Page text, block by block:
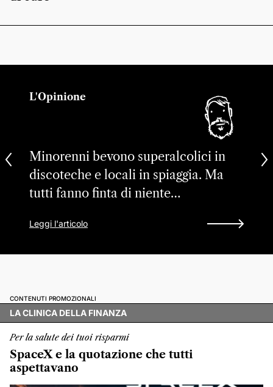
L'Opinione
Minorenni bevono superalcolici in
discoteche e locali in spiaggia. Ma
tutti fanno finta di niente…
Leggi l'articolo
CONTENUTI PROMOZIONALI
LA CLINICA DELLA FINANZA
Per la salute dei tuoi risparmi
SpaceX e la quotazione che tutti
aspettavano